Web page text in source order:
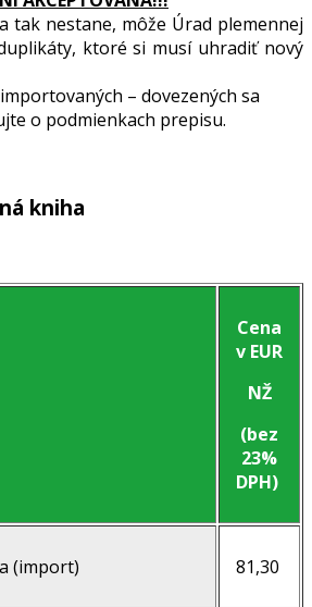
tak nestane, môže Úrad plemennej
ktoré si musí uhradiť nový
– dovezených sa
o podmienkach prepisu.
kniha
Cena
v EUR
NŽ
(bez
23%
DPH)
(import) 81,30